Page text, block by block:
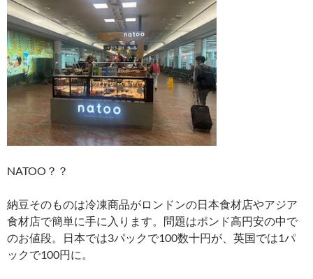
NATOO？？
納豆そのものは冷凍商品がロンドンの日本食材店やアジア
食材店で簡単に手に入ります。問題はポンド高円安の中で
のお値段。日本では3パックで100数十円が、英国では1パ
ックで100円に。